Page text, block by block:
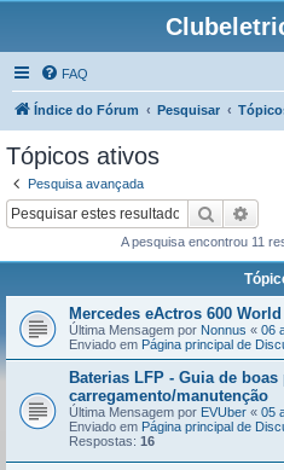
FAQ
Índice do Fórum Pesquisar
Tópicos ativos
Pesquisa avançada
Pesquisar
A pesquisa encontrou 11
Mercedes eActros 600
Última Mensagem por Nonnus « 06
Enviado em Página principal de
Baterias LFP - Guia de boas
carregamento/manutenção
Última Mensagem por EVUber « 05
Enviado em Página principal de
Respostas: 16